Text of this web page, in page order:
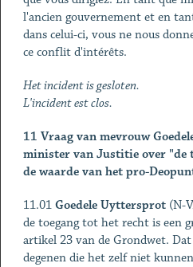
l'ancien gouvernement et en
dans celui-ci, vous ne nous
ce conflit d'intérêts.
Het incident is gesloten.
L'incident est clos.
11 Vraag van mevrouw
minister van Justitie over "de
de waarde van het pro-
11.01 Goedele Uyttersprot (N-
de toegang tot het recht is een
artikel 23 van de Grondwet.
degenen die het zelf niet